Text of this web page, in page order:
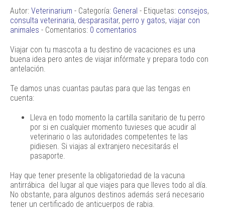
Autor: Veterinarium - Categoría: General - Etiquetas: consejos,
consulta veterinaria, desparasitar, perro y gatos, viajar con
animales - Comentarios: 0 comentarios
Viajar con tu mascota a tu destino de vacaciones es una
buena idea pero antes de viajar infórmate y prepara todo con
antelación.
Te damos unas cuantas pautas para que las tengas en
cuenta:
Lleva en todo momento la cartilla sanitario de tu perro
por si en cualquier momento tuvieses que acudir al
veterinario o las autoridades competentes te las
pidiesen. Si viajas al extranjero necesitarás el
pasaporte.
Hay que tener presente la obligatoriedad de la vacuna
antirrábica del lugar al que viajes para que lleves todo al día.
No obstante, para algunos destinos además será necesario
tener un certificado de anticuerpos de rabia.